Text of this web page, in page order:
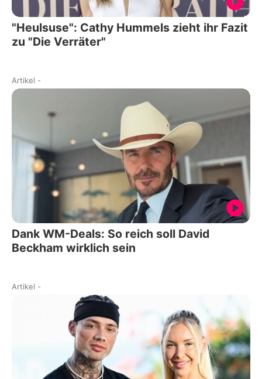
"Heulsuse": Cathy Hummels zieht ihr Fazit
zu "Die Verräter"
Artikel -
Dank WM-Deals: So reich soll David
Beckham wirklich sein
Artikel -